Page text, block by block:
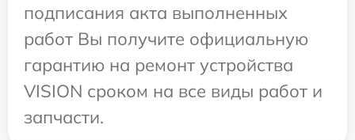
подписания акта выполненных
работ Вы получите официальную
гарантию на ремонт устройства
VISION сроком на все виды работ и
запчасти.